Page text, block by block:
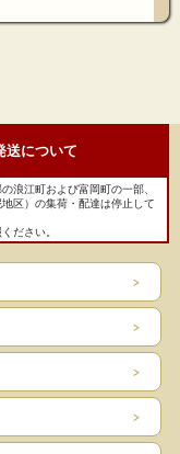
送について
浪江町および富岡町の一部、
区）の集荷・配達は停止して
ださい。